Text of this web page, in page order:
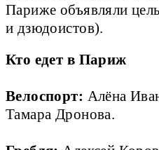
Париже объявляли
и дзюдоистов).
Кто едет в Париж
Велоспорт: Алёна
Тамара Дронова.